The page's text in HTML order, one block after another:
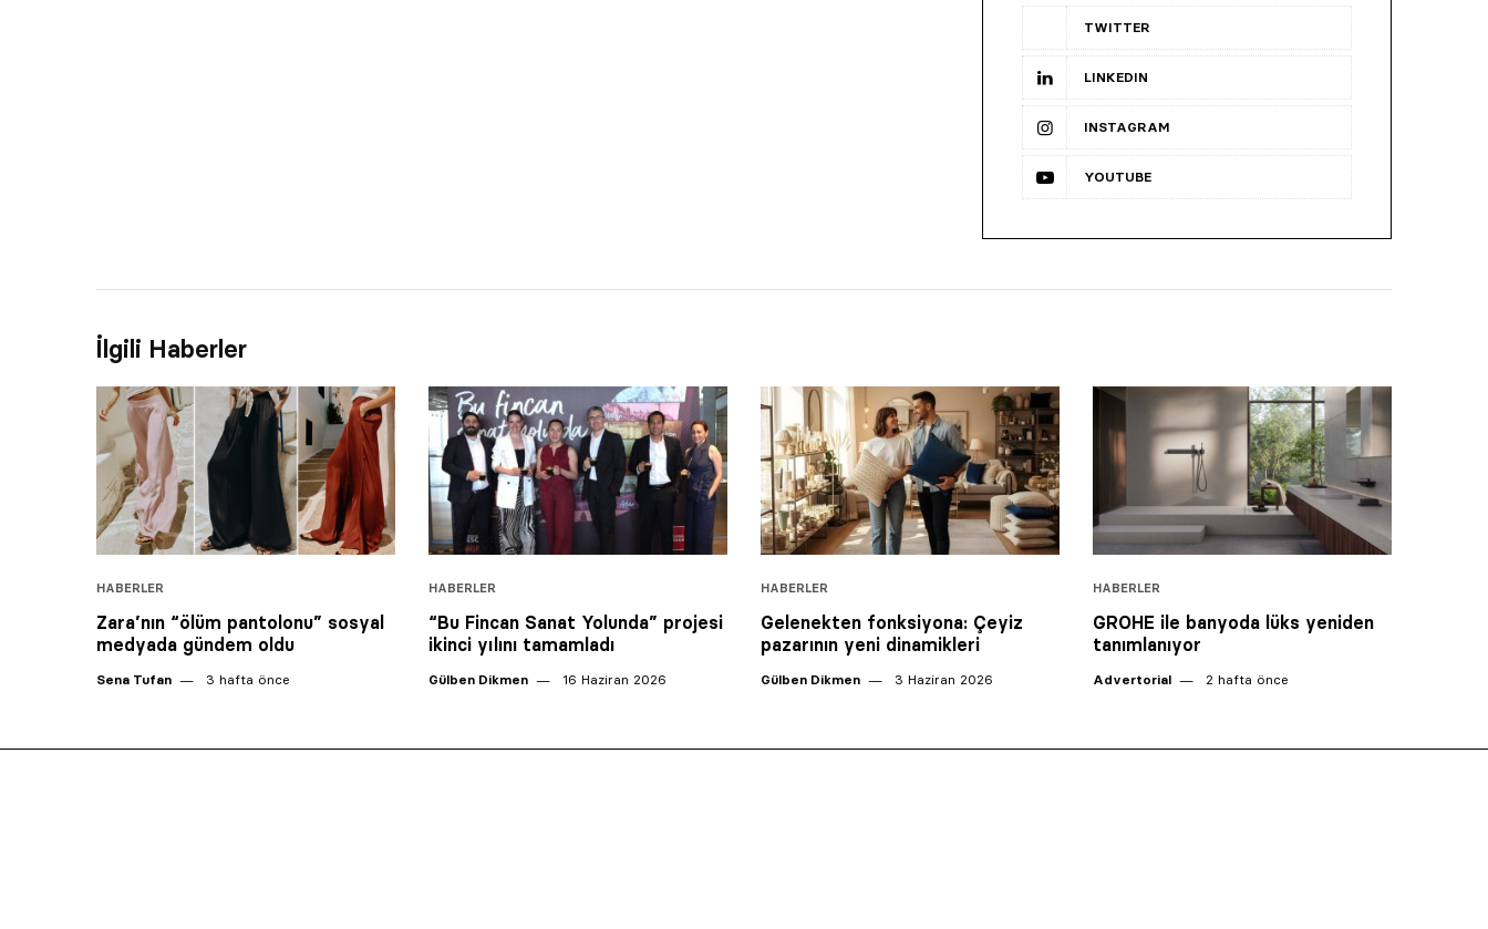
TWITTER
LINKEDIN
INSTAGRAM
YOUTUBE
İlgili Haberler
HABERLER
Zara’nın “ölüm pantolonu” sosyal
medyada gündem oldu
Sena Tufan 3 hafta önce
HABERLER
“Bu Fincan Sanat Yolunda” projesi
ikinci yılını tamamladı
Gülben Dikmen 16 Haziran 2026
HABERLER
Gelenekten fonksiyona: Çeyiz
pazarının yeni dinamikleri
Gülben Dikmen 3 Haziran 2026
HABERLER
GROHE ile banyoda lüks yeniden
tanımlanıyor
Advertorial 2 hafta önce